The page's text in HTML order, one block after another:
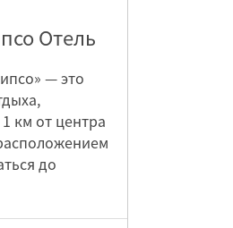
Отель
— это
км от центра
до